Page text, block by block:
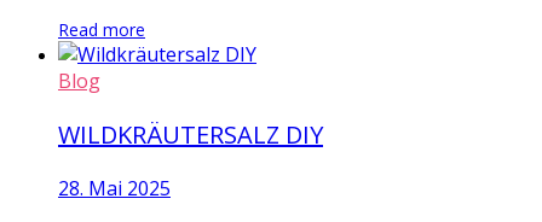
Read more
Blog
WILDKRÄUTERSALZ DIY
28. Mai 2025